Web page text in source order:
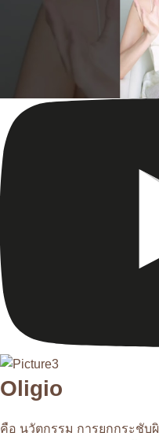
Oligio
คือ นวัตกรรม การยกกระชับ